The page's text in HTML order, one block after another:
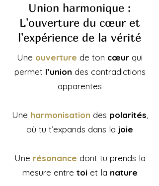
Union harmonique :
L'ouverture du cœur et
l'expérience de la vérité
Une ouverture de ton cœur qui
permet l’union des contradictions
apparentes
Une harmonisation des polarités
où tu t’expands dans la joie
Une résonance dont tu prends la
mesure entre toi et la nature